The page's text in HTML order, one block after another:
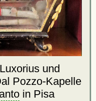
und
Pozzo-Kapelle
in Pisa